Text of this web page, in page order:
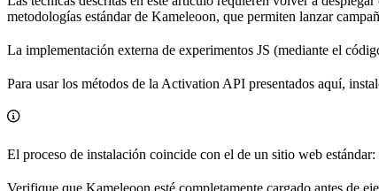
metodologías estándar de Kameleoon, que permiten lanzar
La implementación externa de experimentos JS (mediante el
Para usar los métodos de la Activation API presentados aquí,
El proceso de instalación coincide con el de un sitio web
Verifique que Kameleoon esté completamente cargado antes de